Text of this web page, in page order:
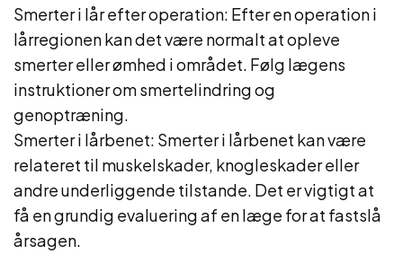
Smerter i lår efter operation: Efter en operation i
lårregionen kan det være normalt at opleve
smerter eller ømhed i området. Følg lægens
instruktioner om smertelindring og
genoptræning.
Smerter i lårbenet: Smerter i lårbenet kan være
relateret til muskelskader, knogleskader eller
andre underliggende tilstande. Det er vigtigt at
få en grundig evaluering af en læge for at fastslå
årsagen.